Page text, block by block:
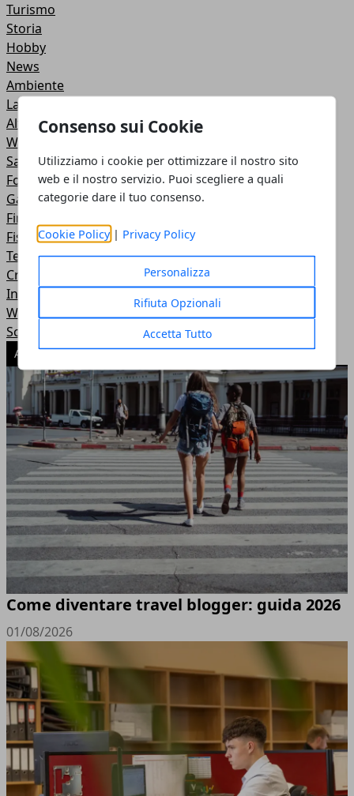
Consenso sui Cookie
Utilizziamo i cookie per ottimizzare il nostro sito
web e il nostro servizio. Puoi scegliere a quali
categorie dare il tuo consenso.
Cookie Policy | Privacy Policy
Personalizza
Rifiuta Opzionali
Accetta Tutto
Turismo
Storia
Hobby
News
Ambiente
Lavoro
Altro
Web Marketing
Salute e Benessere
Food
Gaming
Finanza
Fisco e detrazioni fiscali
Telefonia
Cronaca
Informatica
Wordpress
Scuola e educazione
ARTICOLI POPOLARI
Come diventare travel blogger: guida 2026
01/08/2026